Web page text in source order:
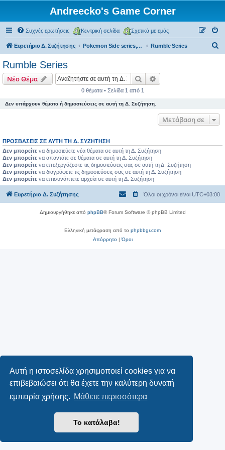
Αυτή η ιστοσελίδα χρησιμοποιεί cookies για να
επιβεβαιώσει ότι θα έχετε την καλύτερη δυνατή
εμπειρία χρήσης. Μάθετε περισσότερα
Το κατάλαβα!
Andreecko's Game Corner
Συχνές ερωτήσεις Κεντρική σελίδα Σχετικά με εμάς
Ευρετήριο Δ. Συζήτησης Pokemon Side series, Spin-offs Rumble Series
Rumble Series
Νέο Θέμα Αναζήτηση
0 θέματα • Σελίδα 1 από 1
Δεν υπάρχουν θέματα ή δημοσιεύσεις σε αυτή τη Δ. Συζήτηση.
Μετάβαση σε
ΠΡΟΣΒΆΣΕΙΣ ΣΕ ΑΥΤΉ ΤΗ Δ. ΣΥΖΉΤΗΣΗ
Δεν μπορείτε να δημοσιεύετε νέα θέματα σε αυτή τη Δ. Συζήτηση
Δεν μπορείτε να απαντάτε σε θέματα σε αυτή τη Δ. Συζήτηση
Δεν μπορείτε να επεξεργάζεστε τις δημοσιεύσεις σας σε αυτή τη Δ. Συζήτηση
Δεν μπορείτε να διαγράφετε τις δημοσιεύσεις σας σε αυτή τη Δ. Συζήτηση
Δεν μπορείτε να επισυνάπτετε αρχεία σε αυτή τη Δ. Συζήτηση
Ευρετήριο Δ. Συζήτησης Όλοι οι χρόνοι είναι UTC+03:00
Δημιουργήθηκε από phpBB® Forum Software © phpBB Limited
Ελληνική μετάφραση από το phpbbgr.com
Απόρρητο|Όροι